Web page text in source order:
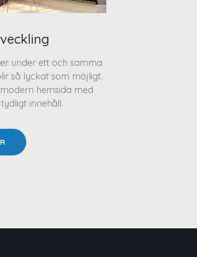
under ett och samma
så lyckat som möjligt.
hemsida med
innehåll.